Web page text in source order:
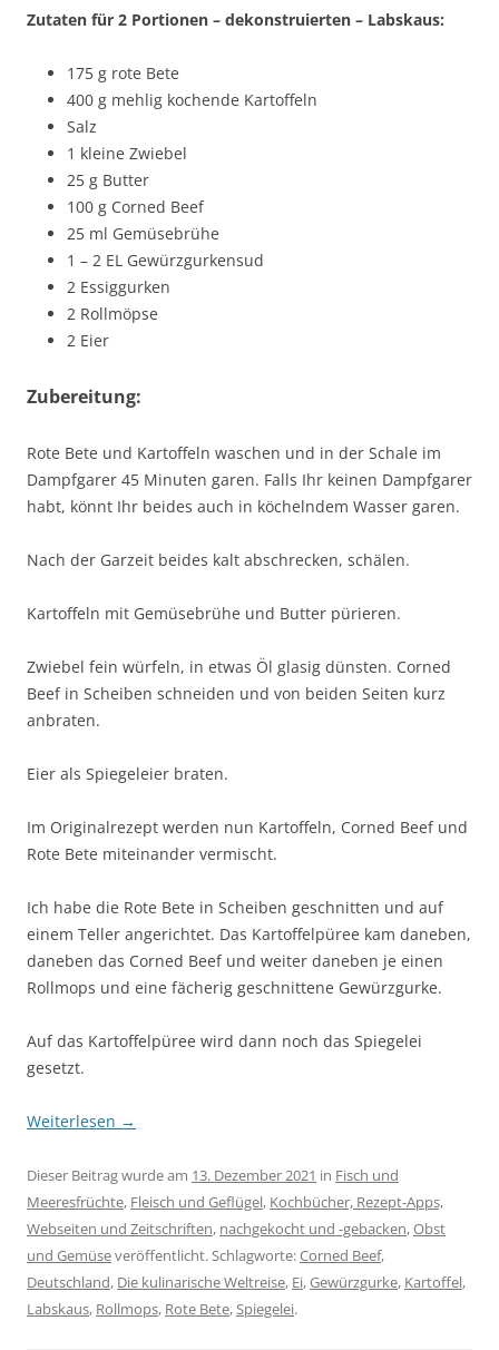
Zutaten für 2 Portionen – dekonstruierten – Labskaus:
175 g rote Bete
400 g mehlig kochende Kartoffeln
Salz
1 kleine Zwiebel
25 g Butter
100 g Corned Beef
25 ml Gemüsebrühe
1 – 2 EL Gewürzgurkensud
2 Essiggurken
2 Rollmöpse
2 Eier
Zubereitung:
Rote Bete und Kartoffeln waschen und in der Schale im
Dampfgarer 45 Minuten garen. Falls Ihr keinen Dampfgarer
habt, könnt Ihr beides auch in köchelndem Wasser garen.
Nach der Garzeit beides kalt abschrecken, schälen.
Kartoffeln mit Gemüsebrühe und Butter pürieren.
Zwiebel fein würfeln, in etwas Öl glasig dünsten. Corned
Beef in Scheiben schneiden und von beiden Seiten kurz
anbraten.
Eier als Spiegeleier braten.
Im Originalrezept werden nun Kartoffeln, Corned Beef und
Rote Bete miteinander vermischt.
Ich habe die Rote Bete in Scheiben geschnitten und auf
einem Teller angerichtet. Das Kartoffelpüree kam daneben,
daneben das Corned Beef und weiter daneben je einen
Rollmops und eine fächerig geschnittene Gewürzgurke.
Auf das Kartoffelpüree wird dann noch das Spiegelei
gesetzt.
Weiterlesen →
Dieser Beitrag wurde am 13. Dezember 2021 in Fisch und
Meeresfrüchte, Fleisch und Geflügel, Kochbücher, Rezept-Apps,
Webseiten und Zeitschriften, nachgekocht und -gebacken,Obst
und Gemüseveröffentlicht. Schlagworte:Corned Beef,
Deutschland, Die kulinarische Weltreise, Ei,Gewürzgurke, Kartoffel,
Labskaus, Rollmops, Rote Bete, Spiegelei.